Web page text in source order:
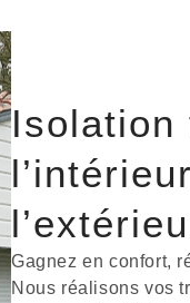
Isolation
Gagnez en confort,
Nous réalisons vos